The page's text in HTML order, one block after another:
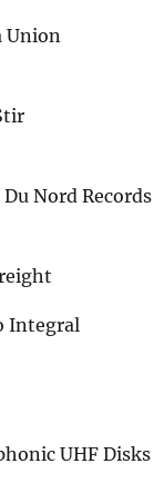
Union
Du Nord Records
Integral
UHF Disks